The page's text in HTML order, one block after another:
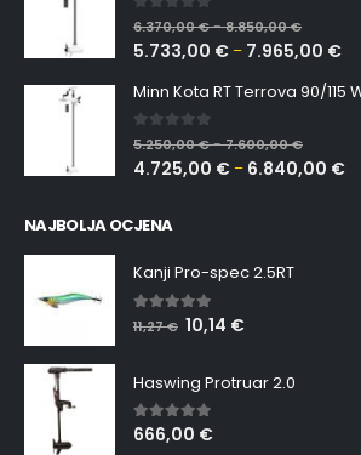
0 out of 5
6.370,00€–8.850,00€
5.733,00 € – 7.965,00 €
Minn Kota RT Terrova 90/115
0 out of 5
5.250,00€–7.600,00€
4.725,00 € – 6.840,00 €
NAJBOLJA OCJENA
Kanji Pro-spec 2.5RT
5.00 out of 5
11,27€ 10,14 €
Haswing Protruar 2.0
5.00 out of 5
666,00 €